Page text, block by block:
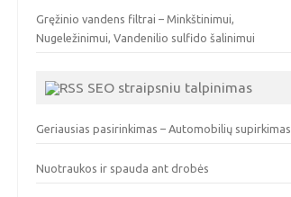
Gręžinio vandens filtrai – Minkštinimui,
Nugeležinimui, Vandenilio sulfido šalinimui
SEO straipsniu talpinimas
Geriausias pasirinkimas – Automobilių supirkimas
Nuotraukos ir spauda ant drobės